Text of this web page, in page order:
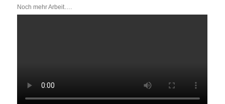
Noch mehr Arbeit….